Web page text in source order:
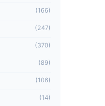
(166)
(247)
(370)
(89)
(106)
(14)